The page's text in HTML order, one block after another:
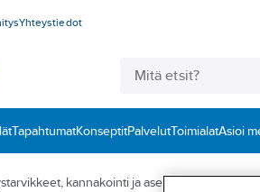
Yhteystiedot
TapahtumatKonseptitPalvelutToimialatAsioi
kannakointi ja asennustarvikkeet